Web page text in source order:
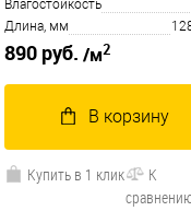
Влагостойкость
Длина, мм
890 руб. /м2
В корзину
Купить в 1 клик
К